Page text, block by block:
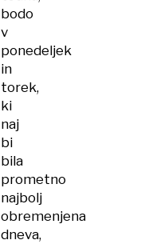
bodo
v
ponedeljek
in
torek,
ki
naj
bi
bila
prometno
najbolj
obremenjena
dneva,